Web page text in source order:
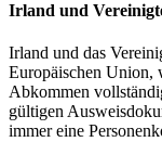
Irland und
Irland und das
Europäischen Union,
Abkommen
gültigen
immer eine